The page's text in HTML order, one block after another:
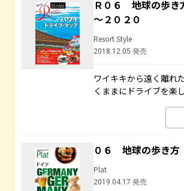
Ｒ０６ 地球の歩
～２０２０
Resort Style
2018.12.05 発売
ワイキキから遠く離れ
くままにドライブを楽
０６ 地球の歩き
Plat
2019.04.17 発売